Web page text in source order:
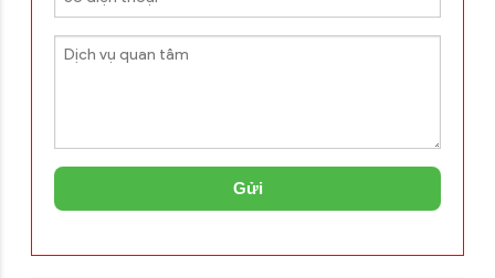
Gửi